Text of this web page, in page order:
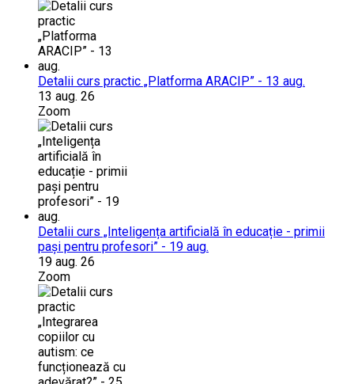
Detalii curs practic „Platforma ARACIP” - 13 aug.
13 aug. 26
Zoom
Detalii curs „Inteligența artificială în educație - primii
pași pentru profesori” - 19 aug.
19 aug. 26
Zoom